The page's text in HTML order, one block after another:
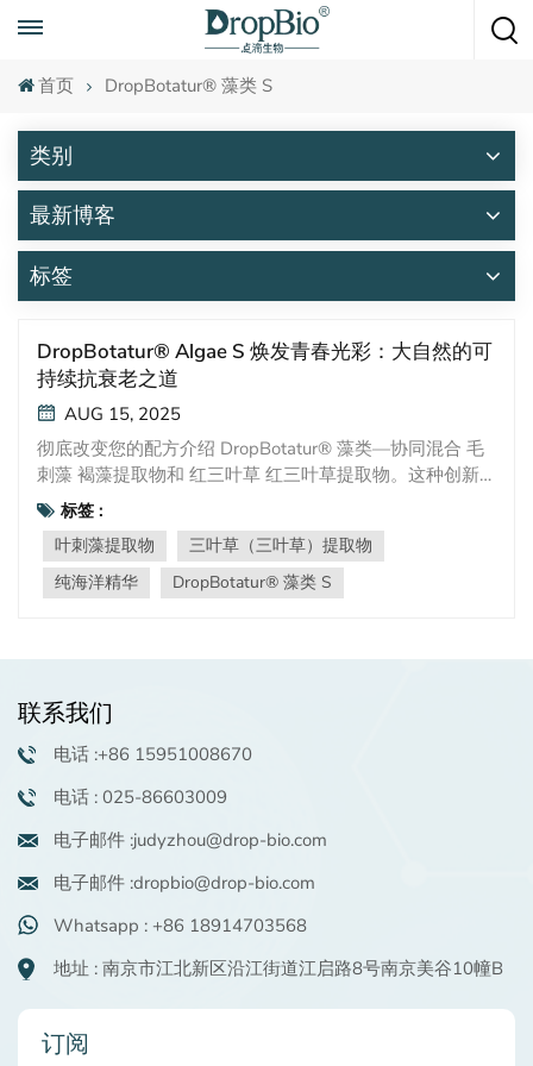
+86 15951008670
首页 DropBotatur® 藻类 S
类别
最新博客
标签
DropBotatur® Algae S 焕发青春光彩：大自然的可
持续抗衰老之道
AUG 15, 2025
彻底改变您的配方介绍 DropBotatur® 藻类—协同混合 毛
刺藻 褐藻提取物和 红三叶草 红三叶草提取物。这种创新
活性成分以尖端科学和临床验证为后盾，具有无与伦比的
抗衰老功效，同时倡导可持续性。大自然的力量，科学强
化纯正海洋起源：来自野生 泡叶藻 （褐藻）产于智利和秘
鲁原始太平洋沿岸水域。可持续捕捞，在退潮时进行，其
独特的黏液富含生物活性化合物，采用专利无溶剂工艺提
包封，最大限度地提高关键异黄酮（芒柄花素、鹰嘴豆素
ZL20171036972.5 采用微波辅助溶解和超声波降解技
上。这优化了抗氧化能力和皮肤渗透性。主要活性成
分:30% 有机硫酸化基团20% 褐藻糖胶50% 甘露醇、葡萄
果增强结构蛋白:↑ COL1 高达 35.24% | ↑ 弹性蛋白 高达
63.91%（浓度为 5%）↓ 基质金属蛋白酶-1 （胶原蛋白降
解酶）28.40%增强保湿和紧致度:↑ 透明质酸 114.52% | ↑
III型胶原蛋白 增加 69.26%在 T-Skin™ 模型中，其效果优
天人体研究（20 名志愿者，35-65 岁）*亮白：↑ 意大利
肤松弛（F4） 经过 110% 56天后。自我评估分数（0-
标签 :
叶刺藻提取物
三叶草（三叶草）提取物
纯海洋精华
DropBotatur® 藻类 S
联系我们
电话 :+86 15951008670
电话 : 025-86603009
电子邮件 :judyzhou@drop-bio.com
电子邮件 :dropbio@drop-bio.com
Whatsapp : +86 18914703568
地址 : 南京市江北新区沿江街道江启路8号南京美谷10幢B
订阅